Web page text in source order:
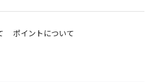
ポイントについて